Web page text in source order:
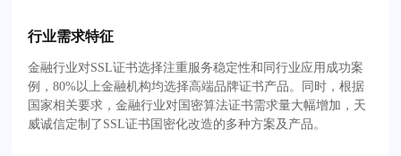
行业需求特征
金融行业对SSL证书选择注重服务稳定性和同行业应用成功案
例，80%以上金融机构均选择高端品牌证书产品。同时，根据
国家相关要求，金融行业对国密算法证书需求量大幅增加，天
威诚信定制了SSL证书国密化改造的多种方案及产品。